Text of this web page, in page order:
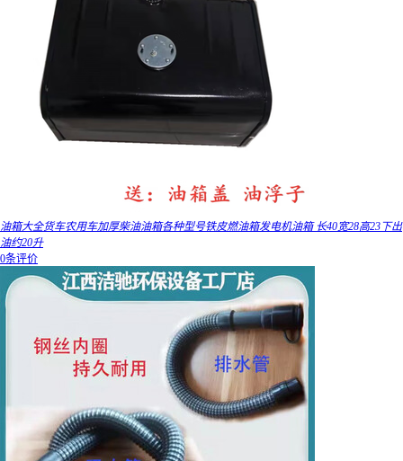
油箱大全货车农用车加厚柴油油箱各种型号铁皮燃油箱发电机油箱 长40宽28高23下出
油约20升
0条评价